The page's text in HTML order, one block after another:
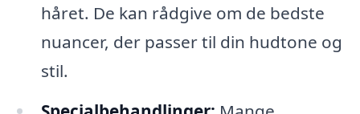
håret. De kan rådgive om de bedste
nuancer, der passer til din hudtone og
stil.